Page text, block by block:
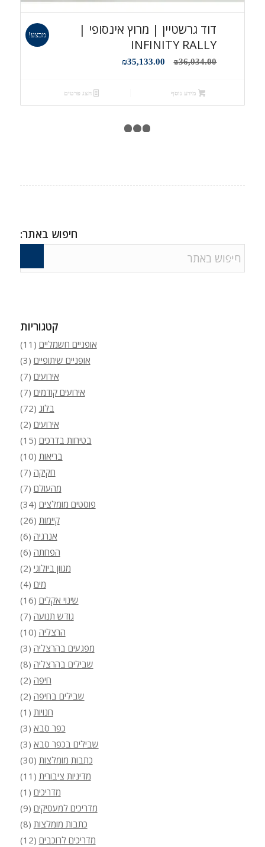
דוד גרשטיין | מרוץ אינסופי |
INFINITY RALLY
₪36,034.00
המחיר
₪35,133.00 המחיר
מבצע!
מידע נוסף הצג פרטים
חיפוש באתר:
קטגוריות
אופניים חשמליים (11)
אופניים שיתופיים (3)
אירועים (7)
אירועים קודמים (7)
בלוג (72)
אירועים (2)
בטיחות בדרכים (15)
בריאות (10)
חקיקה (7)
מהעולם (7)
פוסטים מומלצים (34)
קיימות (26)
אנרגיה (6)
הפחתה (6)
מגוון ביולוגי (2)
מים (4)
שינוי אקלים (16)
גודש תנועה (7)
הרצליה (10)
מפגעים בהרצליה (3)
שבילים בהרצליה (8)
חיפה (2)
שבילים בחיפה (2)
חנויות (1)
כפר סבא (3)
שבילים בכפר סבא (3)
כתבות מומלצות (30)
מדיניות ציבורית (11)
מדריכים (1)
מדריכים למעסיקים (9)
כתבות מומלצות (8)
מדריכים לרוכבים (12)